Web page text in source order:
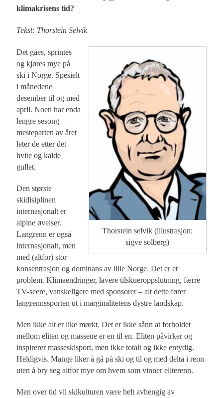
klimakrisens tid?
Tekst: Thorstein Selvik
Thorstein selvik (illustrasjon:
sigve solberg)
Det gåes, sprintes
og kjøres mye på
ski i Norge. Spesielt
i månedene
desember til og med
april. Noen har enda
lengre sesong –
mesteparten av året
leter de etter det
hvite og kalde
gullet.
Den største
skidisiplinen
internasjonalt er
alpine øvelser.
Langrenn er også
internasjonalt, men
med (altfor) stor
konsentrasjon og dominans av lille Norge. Det er et
problem. Klimaendringer, lavere tilskueroppslutning, færre
TV-seere, vanskeligere med sponsorer – alt dette fører
langrennssporten ut i marginalitetens dystre landskap.
Men ikke alt er like mørkt. Det er ikke sånn at forholdet
mellom eliten og massene er en til en. Eliten påvirker og
inspirerer masseskisport, men ikke totalt og ikke entydig.
Heldigvis. Mange liker å gå på ski og til og med delta i renn
uten å bry seg altfor mye om hvem som vinner eliterenn.
Men over tid vil skikulturen være helt avhengig av